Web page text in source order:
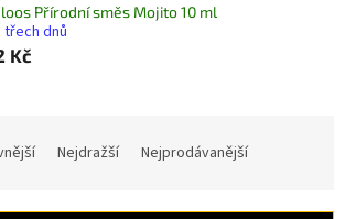
Přírodní směs Mojito 10 ml
třech dnů
Kč
Nejdražší Nejprodávanější